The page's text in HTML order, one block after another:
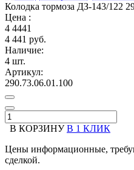
Колодка тормоза ДЗ-143/122
Цена :
4 4441
4 441 руб.
Наличие:
4 шт.
Артикул:
290.73.06.01.100
В КОРЗИНУ В 1 КЛИК
Цены информационные,
сделкой.